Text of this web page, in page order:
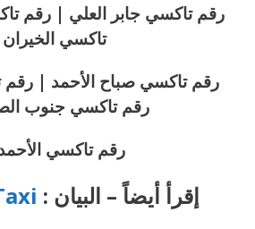
رقم تاكسي جابر العلي | رقم
تاكسي الخيران
رقم تاكسي صباح الأحمد | رقم
رقم تاكسي جنوب
رقم تاكسي
إقرأ أيضاً – البيان :